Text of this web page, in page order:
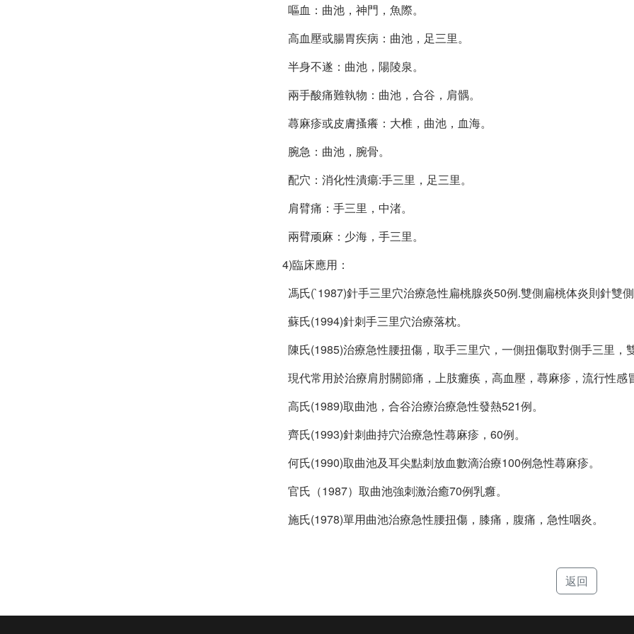
嘔血：曲池，神門，魚際。
高血壓或腸胃疾病：曲池，足三里。
半身不遂：曲池，陽陵泉。
兩手酸痛難執物：曲池，合谷，肩髃。
蕁麻疹或皮膚搔癢：大椎，曲池，血海。
腕急：曲池，腕骨。
配穴：消化性潰瘍:手三里，足三里。
肩臂痛：手三里，中渚。
兩臂顽麻：少海，手三里。
4)臨床應用：
馮氏(`1987)針手三里穴治療急性扁桃腺炎50例.雙側扁桃体炎則針雙側
蘇氏(1994)針刺手三里穴治療落枕。
陳氏(1985)治療急性腰扭傷，取手三里穴，一側扭傷取對側手三里，
現代常用於治療肩肘關節痛，上肢癱痪，高血壓，蕁麻疹，流行性感
高氏(1989)取曲池，合谷治療治療急性發熱521例。
齊氏(1993)針刺曲持穴治療急性蕁麻疹，60例。
何氏(1990)取曲池及耳尖點刺放血數滴治療100例急性蕁麻疹。
官氏（1987）取曲池強刺激治癒70例乳癰。
施氏(1978)單用曲池治療急性腰扭傷，膝痛，腹痛，急性咽炎。
返回